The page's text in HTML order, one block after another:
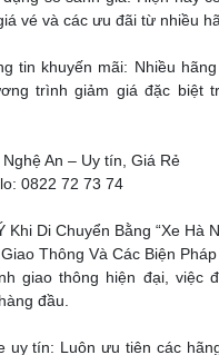
vé và các ưu đãi từ nhiều
tin khuyến mãi: Nhiều
trình giảm giá đặc biệt
An – Uy tín, Giá Rẻ
0822 72 73 74
Khi Di Chuyển Bằng “Xe Hà
Thông Và Các Biện
giao thông hiện đại, việc
đầu.
uy tín: Luôn ưu tiên các